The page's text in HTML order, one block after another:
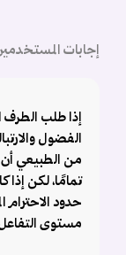
إجابات
إذا طلب
الفضول
من الطبيعي أن
تمامًا، لكن
حدود الاحترام
مستوى